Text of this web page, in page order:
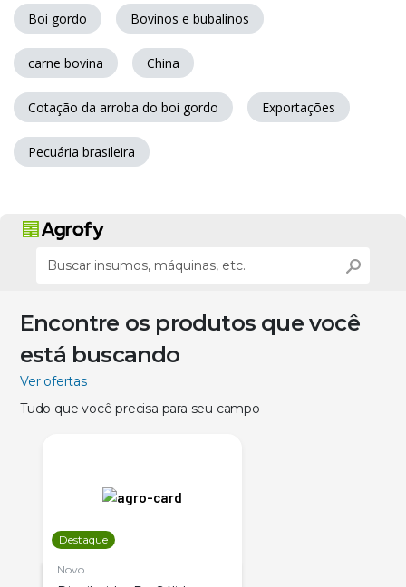
Boi gordo Bovinos e bubalinos
carne bovina China
Cotação da arroba do boi gordo Exportações
Pecuária brasileira
Encontre os produtos que você
está buscando
Ver ofertas
Tudo que você precisa para seu campo
Destaque
Novo